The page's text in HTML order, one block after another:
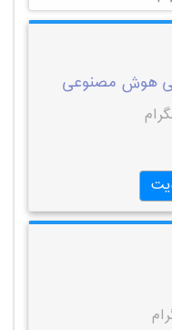
هوش مصنوعی